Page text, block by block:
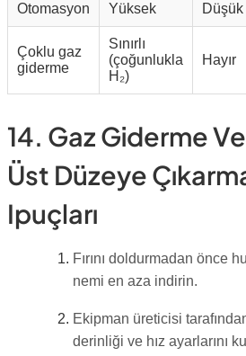
Otomasyon Yüksek Düşük
Çoklu gaz
giderme
Sınırlı
(çoğunlukla
H₂)
Hayır
14. Gaz Giderme
Üst Düzeye
Ipuçları
Fırını doldurmadan önce
nemi en aza indirin.
Ekipman üreticisi
derinliği ve hız ayarlarını